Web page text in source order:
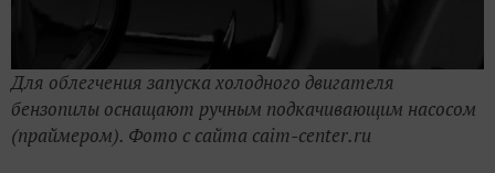
Для облегчения запуска холодного двигателя
бензопилы оснащают ручным подкачивающим насосом
(праймером). Фото с сайта caim-center.ru